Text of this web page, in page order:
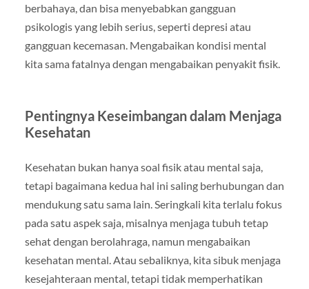
berbahaya, dan bisa menyebabkan gangguan
psikologis yang lebih serius, seperti depresi atau
gangguan kecemasan. Mengabaikan kondisi mental
kita sama fatalnya dengan mengabaikan penyakit fisik.
Pentingnya Keseimbangan dalam Menjaga
Kesehatan
Kesehatan bukan hanya soal fisik atau mental saja,
tetapi bagaimana kedua hal ini saling berhubungan dan
mendukung satu sama lain. Seringkali kita terlalu fokus
pada satu aspek saja, misalnya menjaga tubuh tetap
sehat dengan berolahraga, namun mengabaikan
kesehatan mental. Atau sebaliknya, kita sibuk menjaga
kesejahteraan mental, tetapi tidak memperhatikan